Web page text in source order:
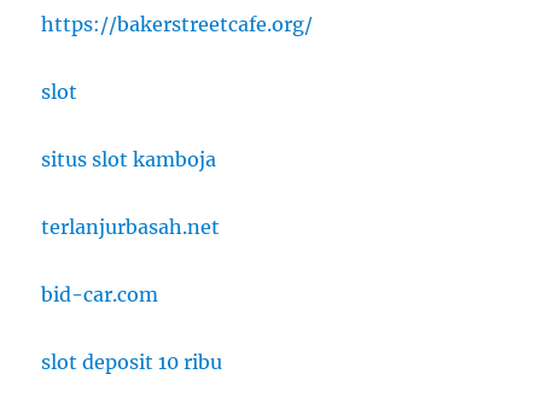
https://bakerstreetcafe.org/
slot
situs slot kamboja
terlanjurbasah.net
bid-car.com
slot deposit 10 ribu